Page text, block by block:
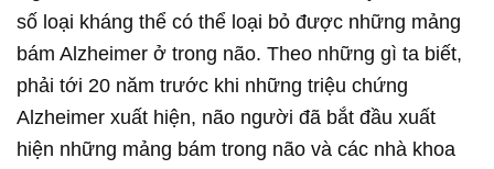
số loại kháng thể có thể loại bỏ được những mảng
bám Alzheimer ở trong não. Theo những gì ta biết,
phải tới 20 năm trước khi những triệu chứng
Alzheimer xuất hiện, não người đã bắt đầu xuất
hiện những mảng bám trong não và các nhà khoa